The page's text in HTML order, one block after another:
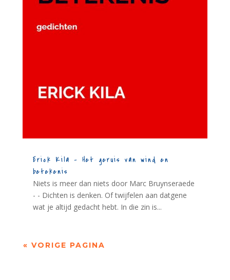
Erick Kila – Het geruis van wind en
betekenis
Niets is meer dan niets door Marc Bruynseraede
- - Dichten is denken. Of twijfelen aan datgene
wat je altijd gedacht hebt. In die zin is...
« VORIGE PAGINA